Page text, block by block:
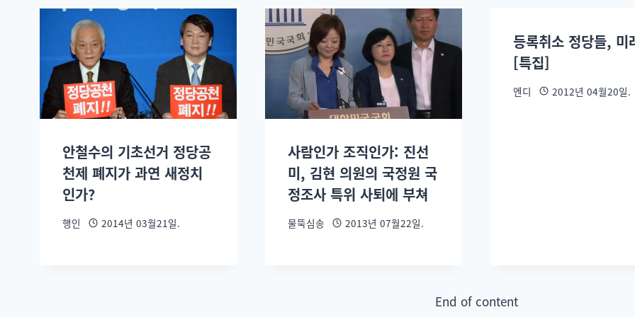
안철수의 기초선거 정당공
천제 폐지가 과연 새정치
인가?
행인 2014년 03월21일.
사람인가 조직인가: 진선
미, 김현 의원의 국정원 국
정조사 특위 사퇴에 부쳐
물뚝심송 2013년 07월22일.
등록취소 정당들, 미
[특집]
엔디 2012년 04월20일.
End of content